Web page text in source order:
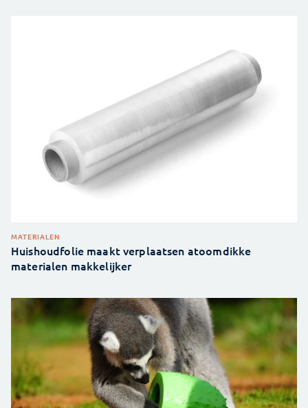
MATERIALEN
Huishoudfolie maakt verplaatsen atoomdikke
materialen makkelijker